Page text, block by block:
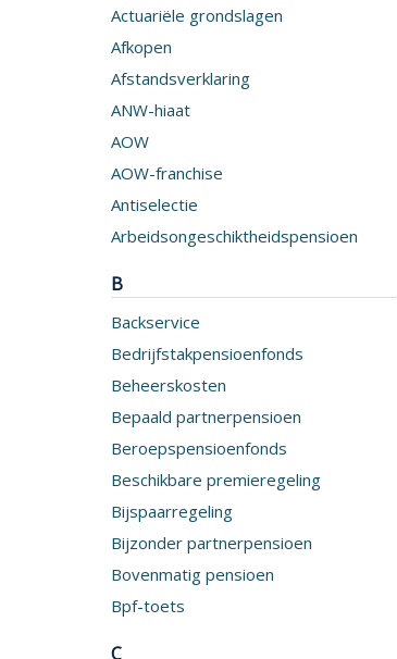
Actuariële grondslagen
Afkopen
Afstandsverklaring
ANW-hiaat
AOW
AOW-franchise
Antiselectie
Arbeidsongeschiktheidspensioen
B
Backservice
Bedrijfstakpensioenfonds
Beheerskosten
Bepaald partnerpensioen
Beroepspensioenfonds
Beschikbare premieregeling
Bijspaarregeling
Bijzonder partnerpensioen
Bovenmatig pensioen
Bpf-toets
C